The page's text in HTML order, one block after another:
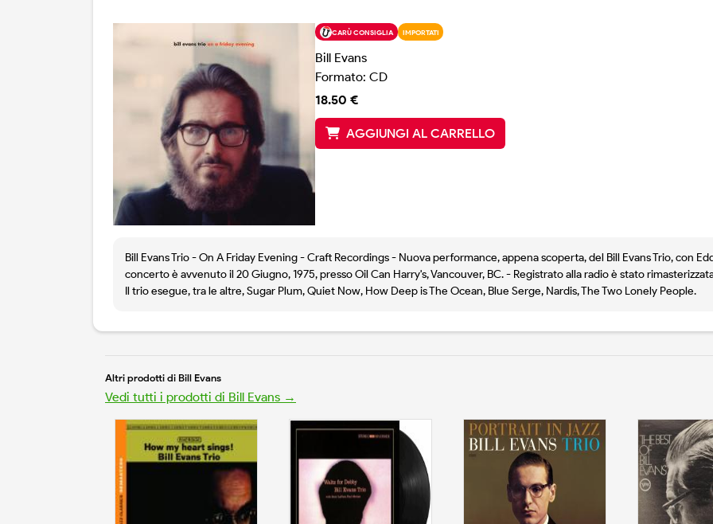
CARÙ CONSIGLIA IMPORTATI
Bill Evans
Formato: CD
18.50 €
AGGIUNGI AL CARRELLO
Bill Evans Trio - On A Friday Evening - Craft Recordings - Nuova performance, appena scoperta, del Bill Evans Trio, con
concerto è avvenuto il 20 Giugno, 1975, presso Oil Can Harry's, Vancouver, BC. - Registrato alla radio è stato
Il trio esegue, tra le altre, Sugar Plum, Quiet Now, How Deep is The Ocean, Blue Serge, Nardis, The Two Lonely People.
Altri prodotti di Bill Evans
Vedi tutti i prodotti di Bill Evans →